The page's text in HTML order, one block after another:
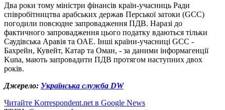
Два роки тому міністри фінансів країн-учасниць Ради
співробітництва арабських держав Перської затоки (GCC)
погодили повсюдне запровадження ПДВ. Наразі до
фактичного запровадження цього податку вдаються тільки
Саудівська Аравія та ОАЕ. Інші країни-учасниці GCC -
Бахрейн, Кувейт, Катар та Оман, - за даними інформагенції
Kuna, мають запровадити ПДВ протягом наступних двох
років.
Джерело: Українська служба DW
Читайте Korrespondent.net в Google News